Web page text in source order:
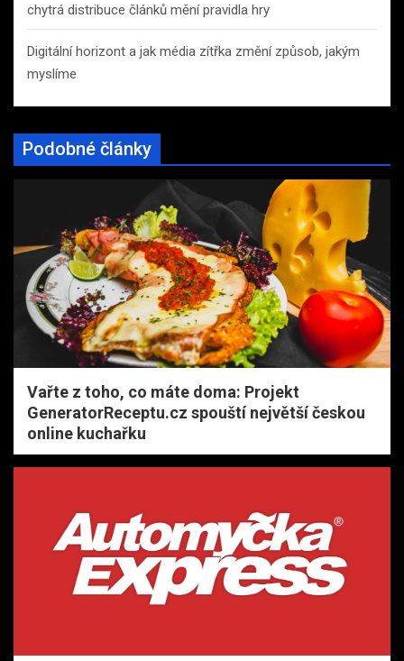
chytrá distribuce článků mění pravidla hry
Digitální horizont a jak média zítřka změní způsob, jakým
myslíme
Podobné články
Vařte z toho, co máte doma: Projekt
GeneratorReceptu.cz spouští největší českou
online kuchařku